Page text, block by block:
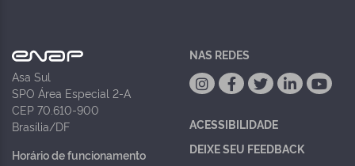
Asa Sul
SPO Área Especial 2-A
CEP 70.610-900
Brasília/DF
Horário de funcionamento
NAS REDES
ACESSIBILIDADE
DEIXE SEU FEEDBACK